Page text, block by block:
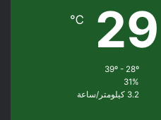
29
℃
39º - 28º
31%
3.2 كيلومتر/ساعة